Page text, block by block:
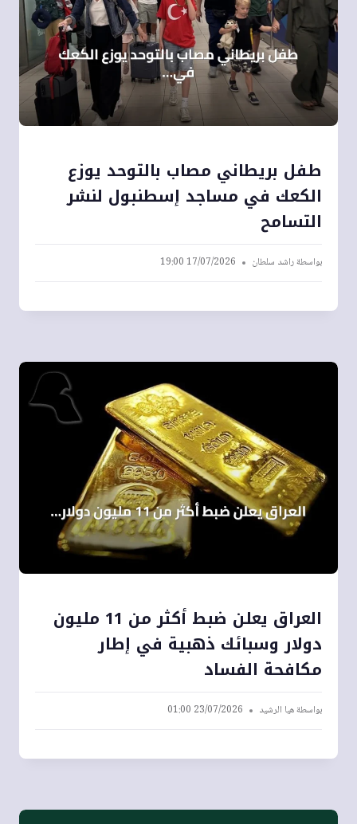
طفل بريطاني مصاب بالتوحد يوزع
الكعك في مساجد إسطنبول لنشر
التسامح
بواسطةراشد سلطان 17/07/2026 19:00
العراق يعلن ضبط أكثر من 11 مليون
دولار وسبائك ذهبية في إطار
مكافحة الفساد
بواسطةهيا الرشيد 23/07/2026 01:00